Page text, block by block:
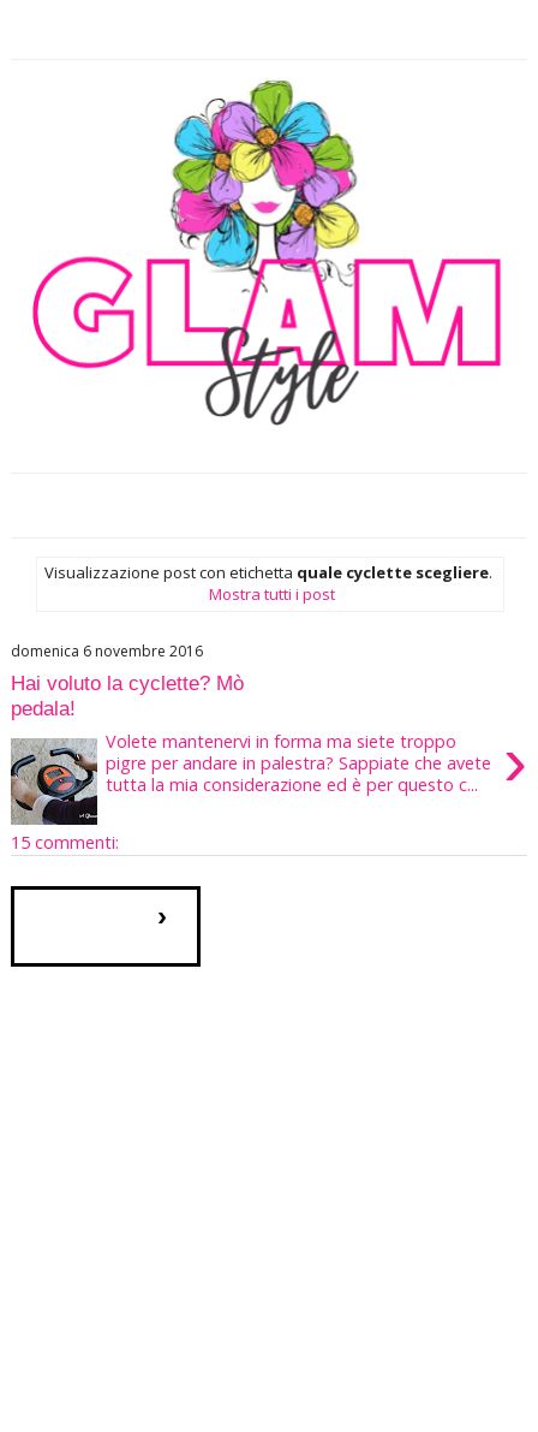
Visualizzazione post con etichetta quale cyclette scegliere.
Mostra tutti i post
domenica 6 novembre 2016
Hai voluto la cyclette? Mò
pedala!
›
Volete mantenervi in forma ma siete troppo
pigre per andare in palestra? Sappiate che avete
tutta la mia considerazione ed è per questo c...
15 commenti:
›